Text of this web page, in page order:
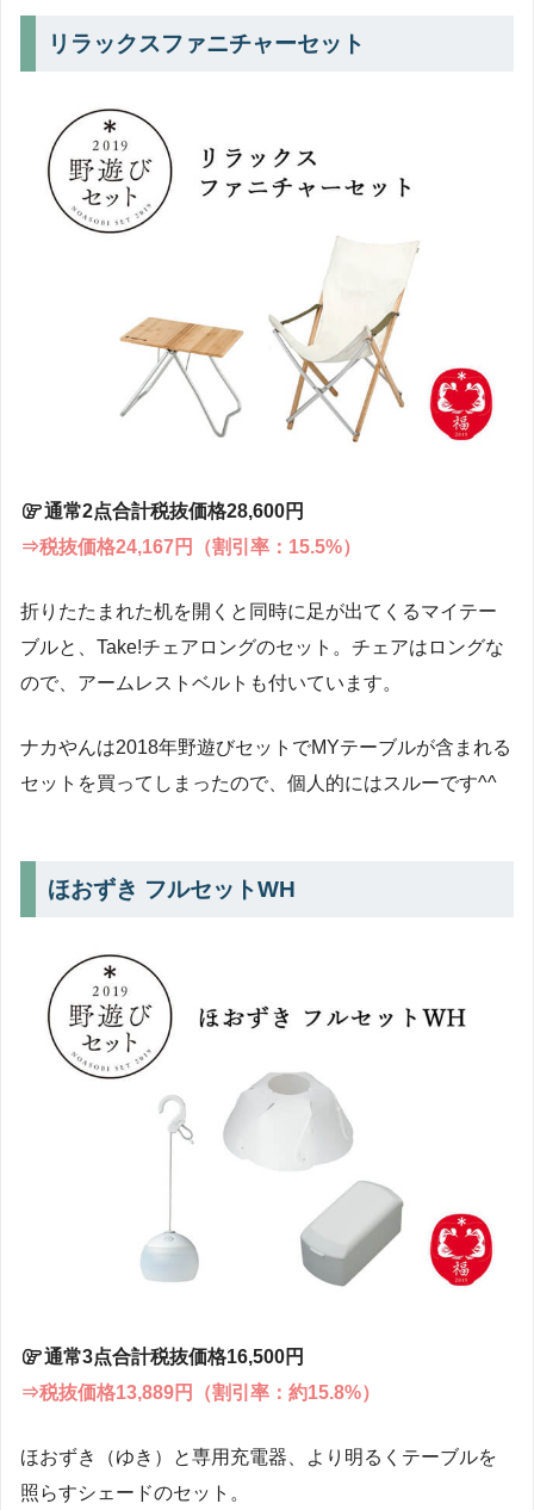
リラックスファニチャーセット
通常2点合計税抜価格28,600円
⇒税抜価格24,167円（割引率：15.5%）
折りたたまれた机を開くと同時に足が出てくるマイテー
ブルと、Take!チェアロングのセット。チェアはロングな
ので、アームレストベルトも付いています。
ナカやんは2018年野遊びセットでMYテーブルが含まれる
セットを買ってしまったので、個人的にはスルーです^^
ほおずき フルセットWH
通常3点合計税抜価格16,500円
⇒税抜価格13,889円（割引率：約15.8%）
ほおずき（ゆき）と専用充電器、より明るくテーブルを
照らすシェードのセット。